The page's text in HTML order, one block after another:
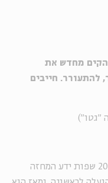
מחדש את
להתעורר. חייבים
"גטו")
30 שנה, אלפי הצגות, 66 תיאטראות ו-20 שפות ידע המחזה